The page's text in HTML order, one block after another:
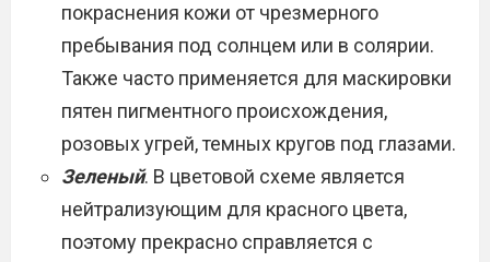
покраснения кожи от чрезмерного
пребывания под солнцем или в солярии.
Также часто применяется для маскировки
пятен пигментного происхождения,
розовых угрей, темных кругов под глазами.
Зеленый. В цветовой схеме является
нейтрализующим для красного цвета,
поэтому прекрасно справляется с